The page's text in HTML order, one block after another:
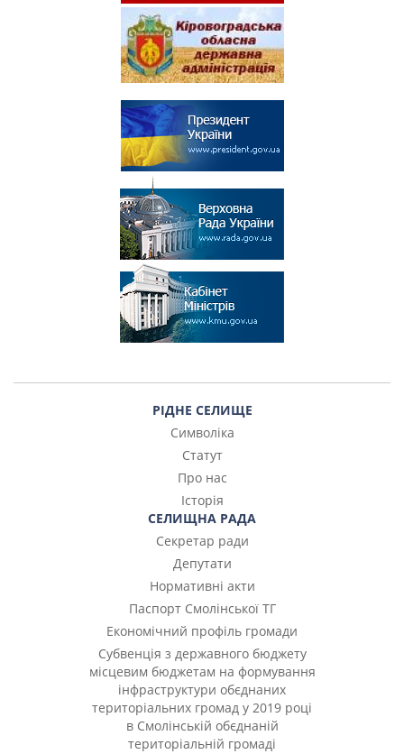
РІДНЕ СЕЛИЩЕ
Символіка
Статут
Про нас
Історія
СЕЛИЩНА РАДА
Секретар ради
Депутати
Нормативні акти
Паспорт Смолінської ТГ
Економічний профіль громади
Субвенція з державного бюджету
місцевим бюджетам на формування
інфраструктури обєднаних
територіальних громад у 2019 році
в Смолінській обєднаній
територіальній громаді